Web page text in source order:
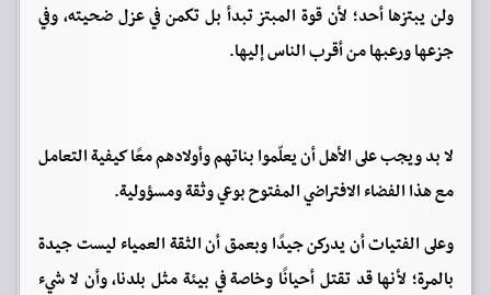
ولن يبتزها أحد؛ لأن قوة المبتز تبدأ بل تكمن في عزل ضحيته، وفي
جزعها ورعبها من أقرب الناس إليها.
لا بد ويجب على الأهل أن يعلّموا بناتهم وأولادهم معًا كيفية التعامل
مع هذا الفضاء الافتراضي المفتوح بوعي وثقة ومسؤولية.
وعلى الفتيات أن يدركن جيدًا وبعمق أن الثقة العمياء ليست جيدة
بالمرة؛ لأنها قد تقتل أحيانًا وخاصة في بيئة مثل بلدنا، وأن لا شيء